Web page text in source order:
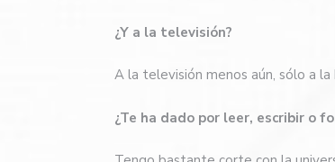
¿Y a la televisión?
A la televisión menos aún, sólo a
¿Te ha dado por leer, escribir o